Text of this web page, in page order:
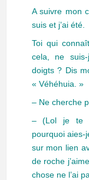
A suivre mon
suis et j’ai été.
Toi qui
cela, ne
doigts ? Dis
« Véhéhuia. »
– Ne cherche
– (Lol je te
pourquoi aies-
sur mon lien
de roche
chose ne l’ai